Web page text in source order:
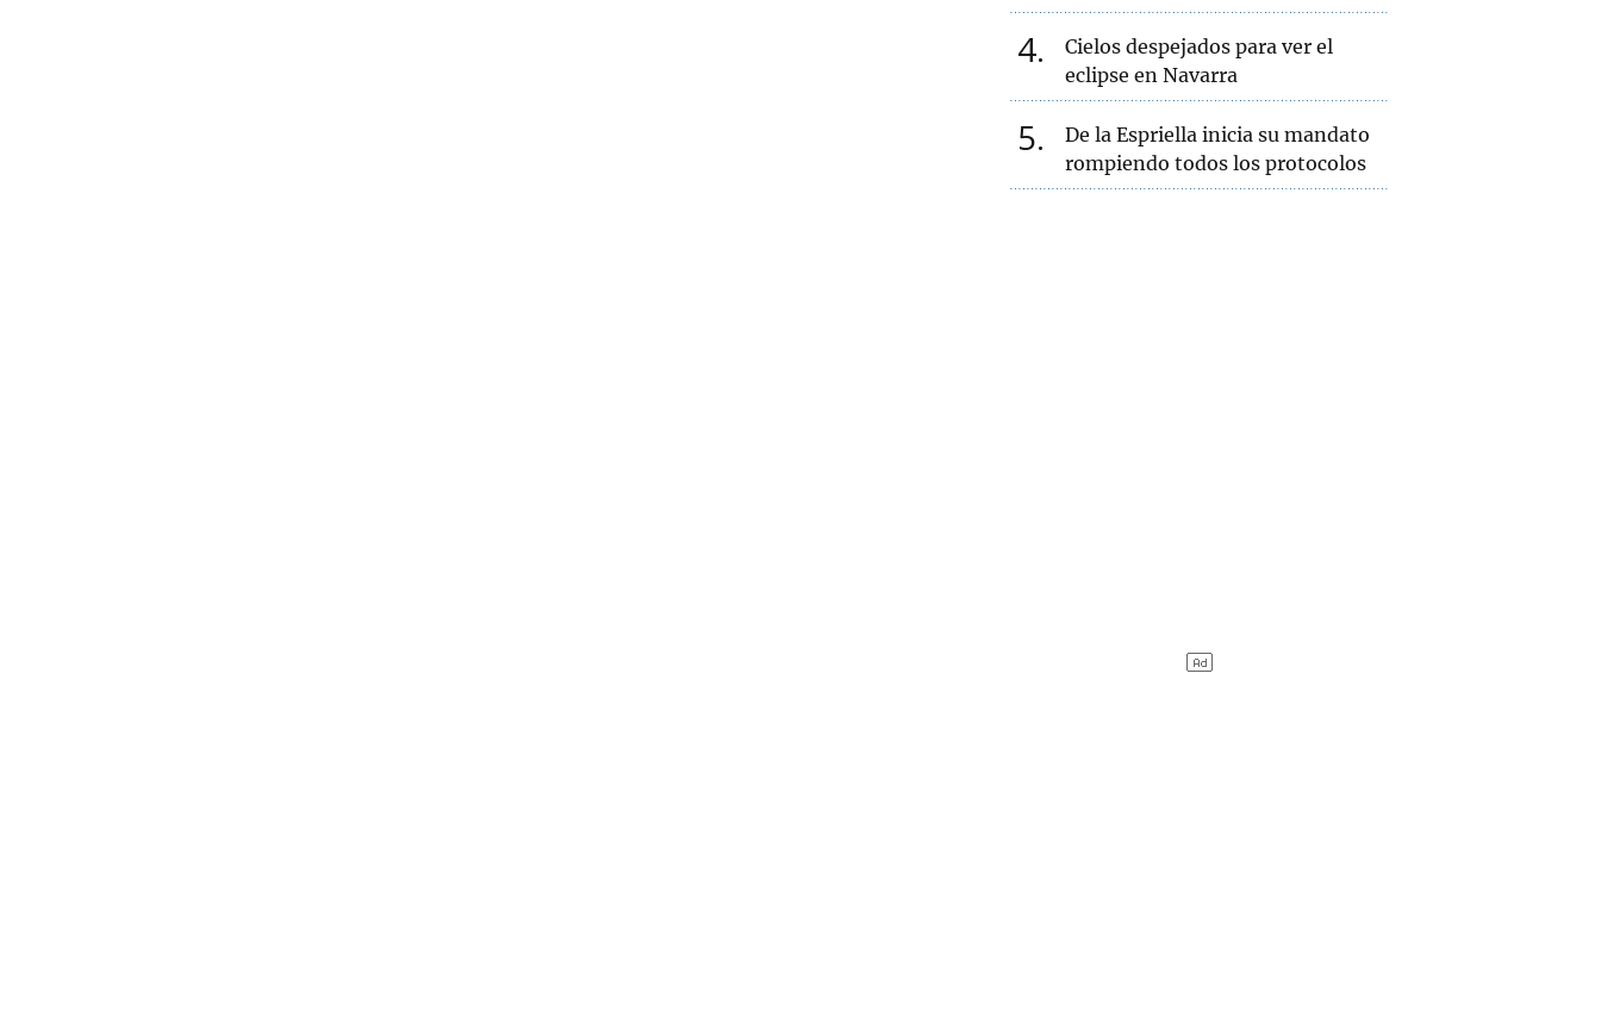
4
Cielos despejados para ver el
eclipse en Navarra
5
De la Espriella inicia su mandato
rompiendo todos los protocolos